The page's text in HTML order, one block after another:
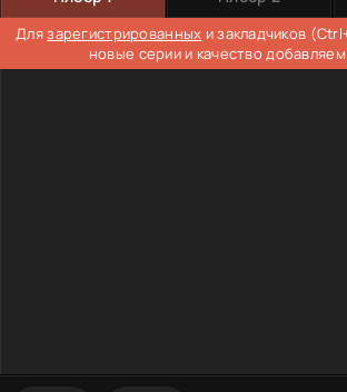
Длязарегистрированных и закладчиков
новые серии и качество